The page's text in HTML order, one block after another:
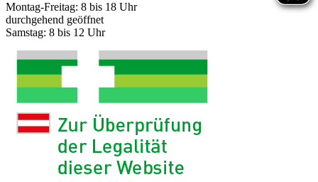
Montag-Freitag: 8 bis 18 Uhr
durchgehend geöffnet
Samstag: 8 bis 12 Uhr